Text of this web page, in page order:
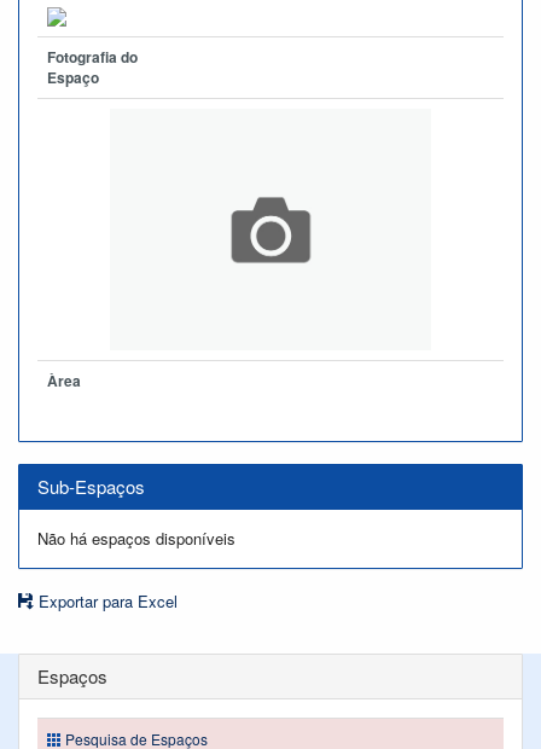
Fotografia do
Espaço
Àrea
Sub-Espaços
Não há espaços disponíveis
Exportar para Excel
Espaços
Pesquisa de Espaços